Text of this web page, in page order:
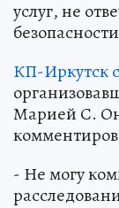
услуг, не
КП-Иркутск
Марией С.
- Не могу